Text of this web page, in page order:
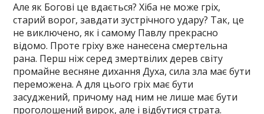
Але як Богові це вдається? Хіба не може гріх,
старий ворог, завдати зустрічного удару? Так, це
не виключено, як і самому Павлу прекрасно
відомо. Проте гріху вже нанесена смертельна
рана. Перш ніж серед змертвілих дерев світу
промайне весняне дихання Духа, сила зла має бути
переможена. А для цього гріх має бути
засуджений, причому над ним не лише має бути
проголошений вирок, але і відбутися страта.